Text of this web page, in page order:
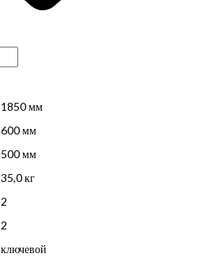
1850 мм
600 мм
500 мм
35,0 кг
2
2
ключевой